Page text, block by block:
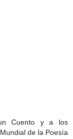
Cuento y a los
de la Poesía